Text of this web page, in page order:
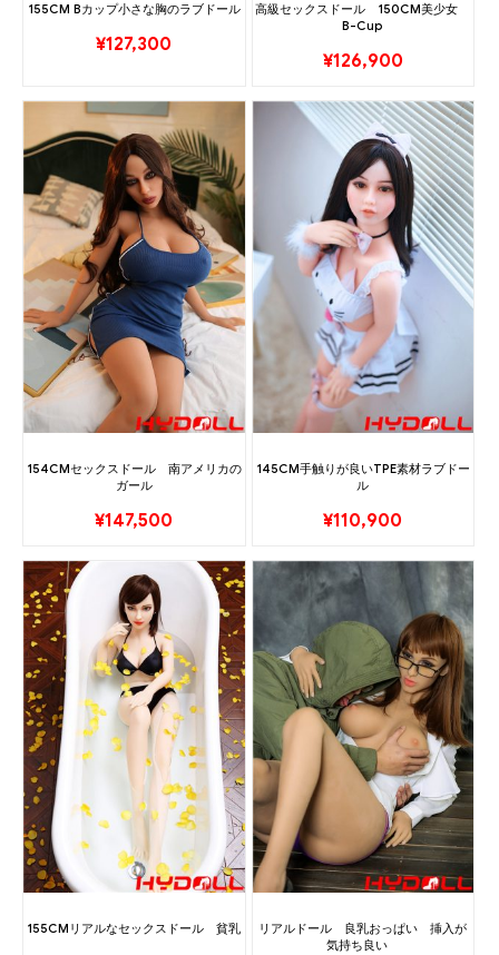
155CM Bカップ小さな胸のラブドール
¥127,300
高級セックスドール 150CM美少女
B-Cup
¥126,900
154CMセックスドール 南アメリカの
ガール
¥147,500
145CM手触りが良いTPE素材ラブドー
ル
¥110,900
155CMリアルなセックスドール 貧乳
リアルドール 良乳おっぱい 挿入が
気持ち良い